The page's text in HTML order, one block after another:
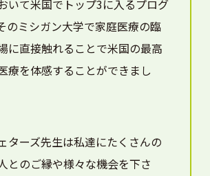
いて米国でトップ3に入るプログ
のミシガン大学で家庭医療の臨
に直接触れることで米国の最高
療を体感することができまし
ターズ先生は私達にたくさんの
とのご縁や様々な機会を下さ